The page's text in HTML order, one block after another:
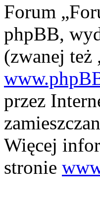
Forum
phpBB,
(zwanej
przez
Więcej
stronie